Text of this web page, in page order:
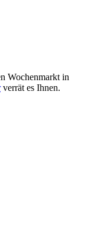
Wochenmarkt in
verrät es Ihnen.